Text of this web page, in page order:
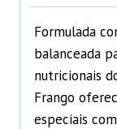
Formulada
balanceada
nutricionais
Frango
especiais